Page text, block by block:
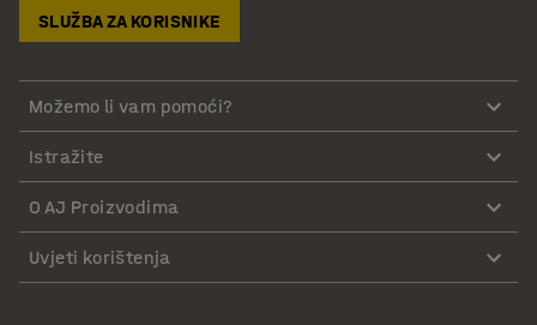
SLUŽBA ZA KORISNIKE
Možemo li vam pomoći?
Istražite
O AJ Proizvodima
Uvjeti korištenja